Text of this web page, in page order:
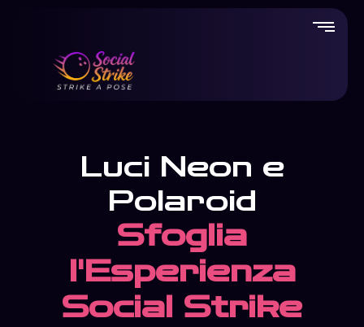
Luci Neon e
Polaroid
Sfoglia
l'Esperienza
Social Strike